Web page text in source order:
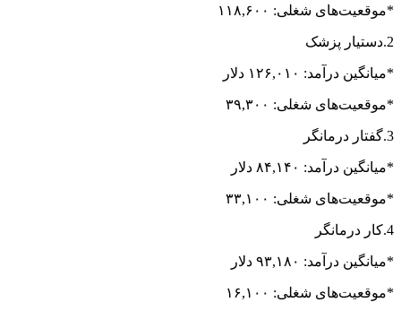
*موقعیت‌های شغلی: ۱۱۸,۶۰۰
2.دستیار پزشک
*میانگین درآمد: ۱۲۶,۰۱۰ دلار
*موقعیت‌های شغلی: ۳۹,۳۰۰
3.گفتار درمانگر
*میانگین درآمد: ۸۴,۱۴۰ دلار
*موقعیت‌های شغلی: ۳۳,۱۰۰
4.کار درمانگر
*میانگین درآمد: ۹۳,۱۸۰ دلار
*موقعیت‌های شغلی: ۱۶,۱۰۰